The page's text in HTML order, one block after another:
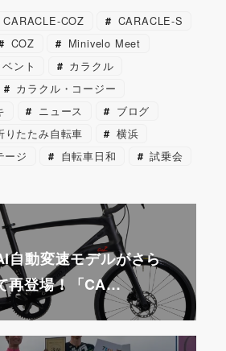
e
b
o
o
k
l e
st
p
a
CARACLE-COZ
CARACLE-S
COZ
Minivelo Meet
ント
カラクル
カラクル・コージー
ニュース
ブログ
りたたみ自転車
横浜
ージ
自転車日和 試乗会
自動変速モデルがさら
再登場！「CA…